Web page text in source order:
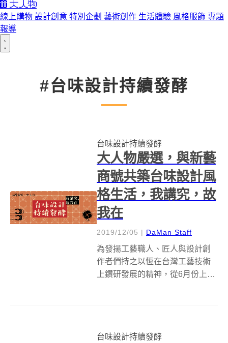
線上購物 設計創意 特別企劃 藝術創作 生活體驗 風格服飾 專題
報導
#台味設計持續發酵
台味設計持續發酵
大人物嚴選，與新藝
商號共築台味設計風
格生活，我講究，故
我在
2019/12/05 | DaMan Staff
為發揚工藝職人、匠人與設計創
作者們持之以恆在台灣工藝技術
上鑽研發展的精神，從6月份上線
合作，共同於新光三越台北、台
台味設計持續發酵